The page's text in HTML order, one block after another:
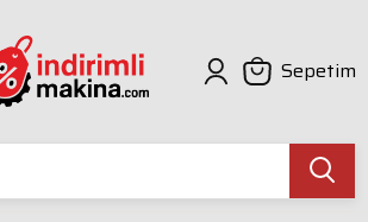
Sepetim